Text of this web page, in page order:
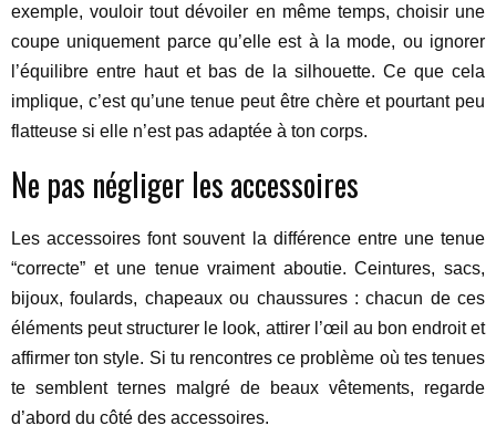
exemple, vouloir tout dévoiler en même temps, choisir une
coupe uniquement parce qu’elle est à la mode, ou ignorer
l’équilibre entre haut et bas de la silhouette. Ce que cela
implique, c’est qu’une tenue peut être chère et pourtant peu
flatteuse si elle n’est pas adaptée à ton corps.
Ne pas négliger les accessoires
Les accessoires font souvent la différence entre une tenue
“correcte” et une tenue vraiment aboutie. Ceintures, sacs,
bijoux, foulards, chapeaux ou chaussures : chacun de ces
éléments peut structurer le look, attirer l’œil au bon endroit et
affirmer ton style. Si tu rencontres ce problème où tes tenues
te semblent ternes malgré de beaux vêtements, regarde
d’abord du côté des accessoires.